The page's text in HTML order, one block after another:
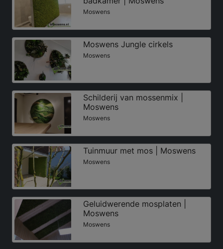
Moswens
Moswens Jungle cirkels
Moswens
Schilderij van mossenmix |
Moswens
Moswens
Tuinmuur met mos | Moswens
Moswens
Geluidwerende mosplaten |
Moswens
Moswens